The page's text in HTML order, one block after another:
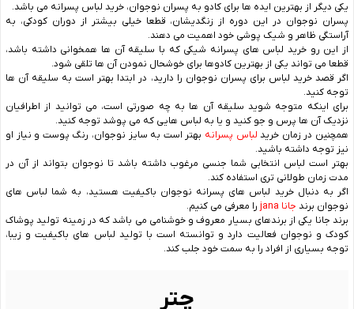
یکی دیگر از بهترین ایده ها برای کادو به پسران نوجوان، خرید لباس پسرانه می باشد.
پسران نوجوان در این دوره از زنگدیشان، قطعا خیلی بیشتر از دوران کودکی، به
آراستگی ظاهر و شیک پوشی خود اهمیت می دهند.
از این رو خرید لباس های پسرانه شیکی که با سلیقه آن ها همخوانی داشته باشد،
قطعا می تواند یکی از بهترین کادوها برای خوشحال نمودن آن ها تلقی شود.
اگر قصد خرید لباس برای پسران نوجوان را دارید، در ابتدا بهتر است به سلیقه آن ها
توجه کنید.
برای اینکه متوجه شوید سلیقه آن ها به چه صورتی است، می توانید از اطرافیان
نزدیک آن ها پرس و جو کنید و یا به لباس هایی که می پوشد توجه کنید.
همچنین در زمان خرید لباس پسرانه بهتر است به سایز نوجوان، رنگ پوست و نیاز او
نیز توجه داشته باشید.
بهتر است لباس انتخابی شما جنسی مرغوب داشته باشد تا نوجوان بتواند از آن در
مدت زمان طولانی تری استفاده کند.
اگر به دنبال خرید لباس های پسرانه نوجوان باکیفیت هستید، به شما لباس های
نوجوان برند جانا jana
را معرفی می کنیم.
برند جانا یکی از برندهای بسیار معروف و خوشنامی می باشد که در زمینه تولید پوشاک
کودک و نوجوان فعالیت دارد و توانسته است با تولید لباس های باکیفیت و زیبا،
توجه بسیاری از افراد را به سمت خود جلب کند.
چتر